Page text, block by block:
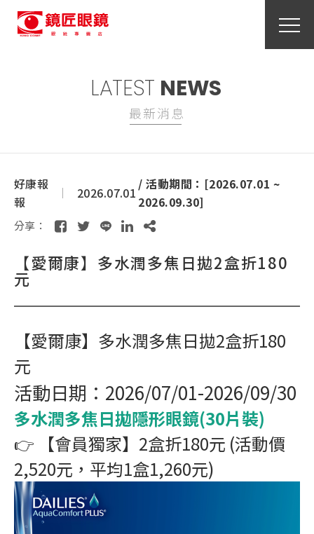
LATEST NEWS
最新消息
好康報
報
2026.07.01
/ 活動期間：[2026.07.01 ~
2026.09.30]
分享：
【愛爾康】多水潤多焦日拋2盒折180
元
【愛爾康】多水潤多焦日拋2盒折180
元
活動日期：2026/07/01-2026/09/30
多水潤多焦日拋隱形眼鏡(30片裝)
👉 【會員獨家】2盒折180元 (活動價
2,520元，平均1盒1,260元)